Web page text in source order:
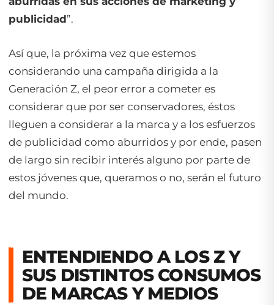
publicidad”.
Así que, la próxima vez que estemos
considerando una campaña dirigida a la
Generación Z, el peor error a cometer es
considerar que por ser conservadores, éstos
lleguen a considerar a la marca y a los esfuerzos
de publicidad como aburridos y por ende, pasen
de largo sin recibir interés alguno por parte de
estos jóvenes que, queramos o no, serán el futuro
del mundo.
ENTENDIENDO A LOS Z Y
SUS DISTINTOS CONSUMOS
DE MARCAS Y MEDIOS